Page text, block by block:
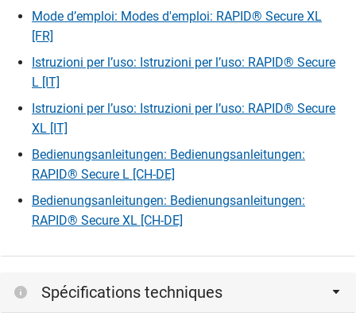
Mode d’emploi: Modes d'emploi: RAPID® Secure XL
[FR]
Istruzioni per l’uso: Istruzioni per l’uso: RAPID® Secure
L [IT]
Istruzioni per l’uso: Istruzioni per l’uso: RAPID® Secure
XL [IT]
Bedienungsanleitungen: Bedienungsanleitungen:
RAPID® Secure L [CH-DE]
Bedienungsanleitungen: Bedienungsanleitungen:
RAPID® Secure XL [CH-DE]
Spécifications techniques